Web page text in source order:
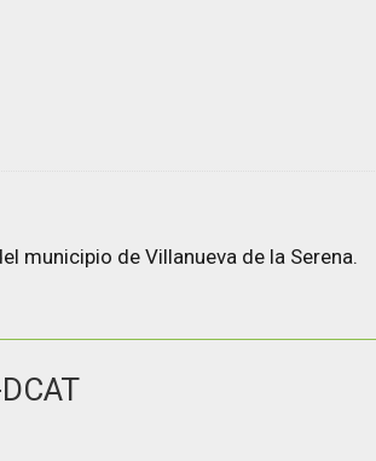
municipio de Villanueva de la Serena.